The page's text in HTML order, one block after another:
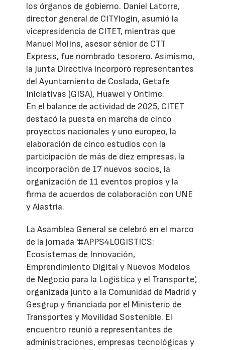
los órganos de gobierno. Daniel Latorre,
director general de CITYlogin, asumió la
vicepresidencia de CITET, mientras que
Manuel Molins, asesor sénior de CTT
Express, fue nombrado tesorero. Asimismo,
la Junta Directiva incorporó representantes
del Ayuntamiento de Coslada, Getafe
Iniciativas (GISA), Huawei y Ontime.
En el balance de actividad de 2025, CITET
destacó la puesta en marcha de cinco
proyectos nacionales y uno europeo, la
elaboración de cinco estudios con la
participación de más de diez empresas, la
incorporación de 17 nuevos socios, la
organización de 11 eventos propios y la
firma de acuerdos de colaboración con UNE
y Alastria.
La Asamblea General se celebró en el marco
de la jornada '#APPS4LOGISTICS:
Ecosistemas de Innovación,
Emprendimiento Digital y Nuevos Modelos
de Negocio para la Logística y el Transporte',
organizada junto a la Comunidad de Madrid y
Gesgrup y financiada por el Ministerio de
Transportes y Movilidad Sostenible. El
encuentro reunió a representantes de
administraciones, empresas tecnológicas y